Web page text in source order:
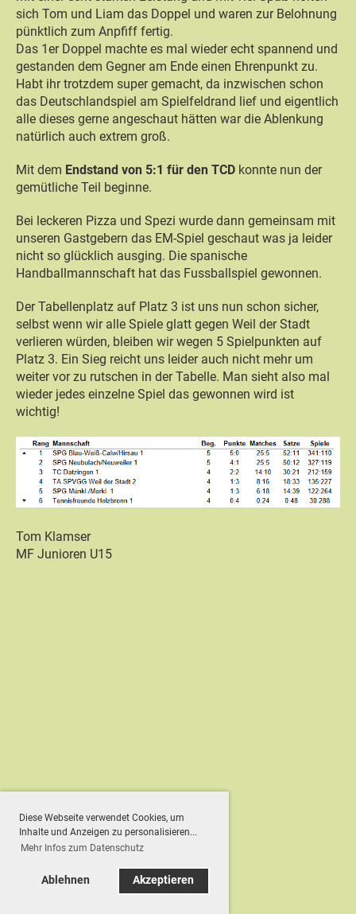
Diese Webseite verwendet Cookies, um
Inhalte und Anzeigen zu personalisieren...
Mehr Infos zum Datenschutz
Ablehnen Akzeptieren
sich Tom und Liam das Doppel und waren zur Belohnung
pünktlich zum Anpfiff fertig.
Das 1er Doppel machte es mal wieder echt spannend und
gestanden dem Gegner am Ende einen Ehrenpunkt zu.
Habt ihr trotzdem super gemacht, da inzwischen schon
das Deutschlandspiel am Spielfeldrand lief und eigentlich
alle dieses gerne angeschaut hätten war die Ablenkung
natürlich auch extrem groß.
Mit dem Endstand von 5:1 für den TCD konnte nun der
gemütliche Teil beginne.
Bei leckeren Pizza und Spezi wurde dann gemeinsam mit
unseren Gastgebern das EM-Spiel geschaut was ja leider
nicht so glücklich ausging. Die spanische
Handballmannschaft hat das Fussballspiel gewonnen.
Der Tabellenplatz auf Platz 3 ist uns nun schon sicher,
selbst wenn wir alle Spiele glatt gegen Weil der Stadt
verlieren würden, bleiben wir wegen 5 Spielpunkten auf
Platz 3. Ein Sieg reicht uns leider auch nicht mehr um
weiter vor zu rutschen in der Tabelle. Man sieht also mal
wieder jedes einzelne Spiel das gewonnen wird ist
wichtig!
Tom Klamser
MF Junioren U15